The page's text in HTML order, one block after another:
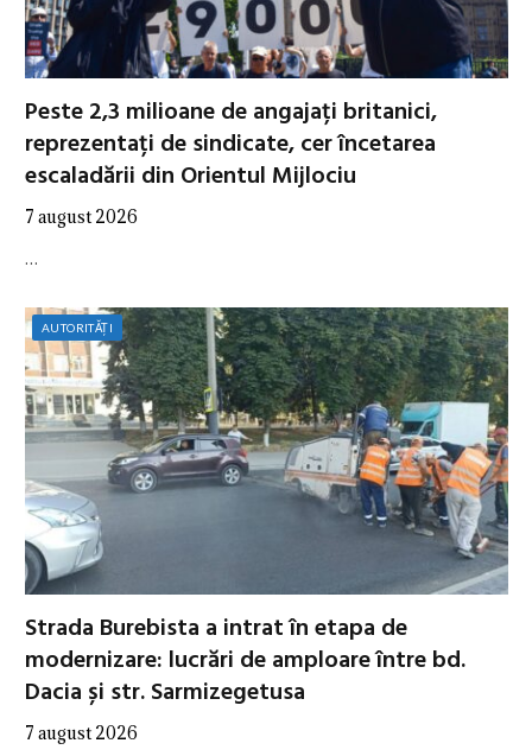
Peste 2,3 milioane de angajați britanici,
reprezentați de sindicate, cer încetarea
escaladării din Orientul Mijlociu
7 august 2026
…
AUTORITĂȚI
Strada Burebista a intrat în etapa de
modernizare: lucrări de amploare între bd.
Dacia și str. Sarmizegetusa
7 august 2026